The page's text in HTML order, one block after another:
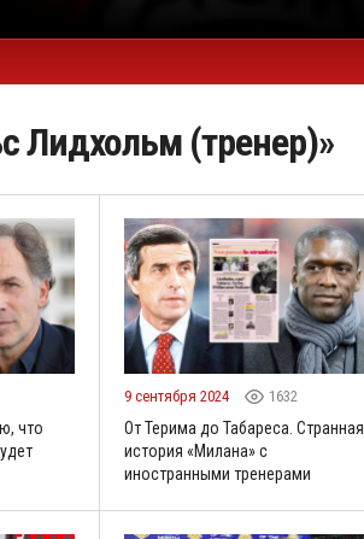
Лидхольм (тренер)»
что
9 сентября 2024 1632
От Терима до Табареса. Странная
история «Милана» с
иностранными тренерами